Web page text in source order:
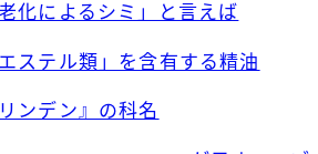
化によるシミ」と言えば
ステル類」を含有する精油
ンデン』の科名